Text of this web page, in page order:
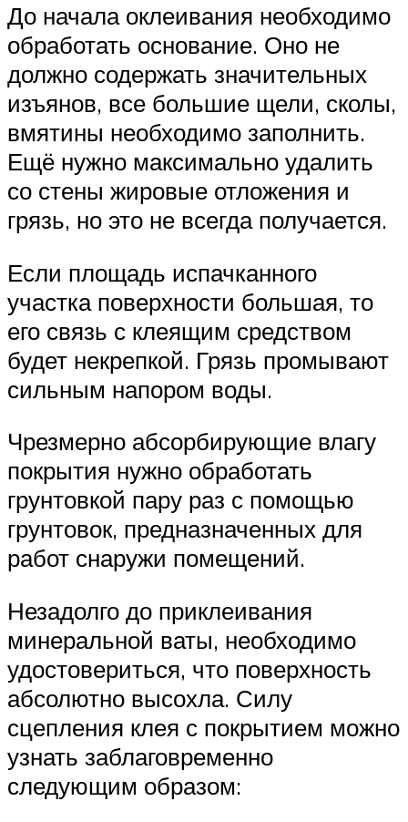
До начала оклеивания необходимо
обработать основание. Оно не
должно содержать значительных
изъянов, все большие щели, сколы,
вмятины необходимо заполнить.
Ещё нужно максимально удалить
со стены жировые отложения и
грязь, но это не всегда получается.
Если площадь испачканного
участка поверхности большая, то
его связь с клеящим средством
будет некрепкой. Грязь промывают
сильным напором воды.
Чрезмерно абсорбирующие влагу
покрытия нужно обработать
грунтовкой пару раз с помощью
грунтовок, предназначенных для
работ снаружи помещений.
Незадолго до приклеивания
минеральной ваты, необходимо
удостовериться, что поверхность
абсолютно высохла. Силу
сцепления клея с покрытием можно
узнать заблаговременно
следующим образом: